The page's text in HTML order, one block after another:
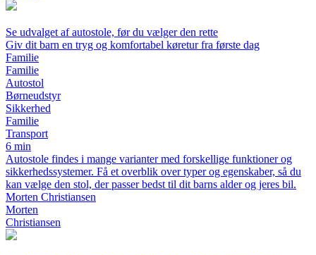
Se udvalget af autostole, før du vælger den rette
Giv dit barn en tryg og komfortabel køretur fra første dag
Familie
Familie
Autostol
Børneudstyr
Sikkerhed
Familie
Transport
6 min
Autostole findes i mange varianter med forskellige funktioner og
sikkerhedssystemer. Få et overblik over typer og egenskaber, så du
kan vælge den stol, der passer bedst til dit barns alder og jeres bil.
Morten Christiansen
Morten
Christiansen